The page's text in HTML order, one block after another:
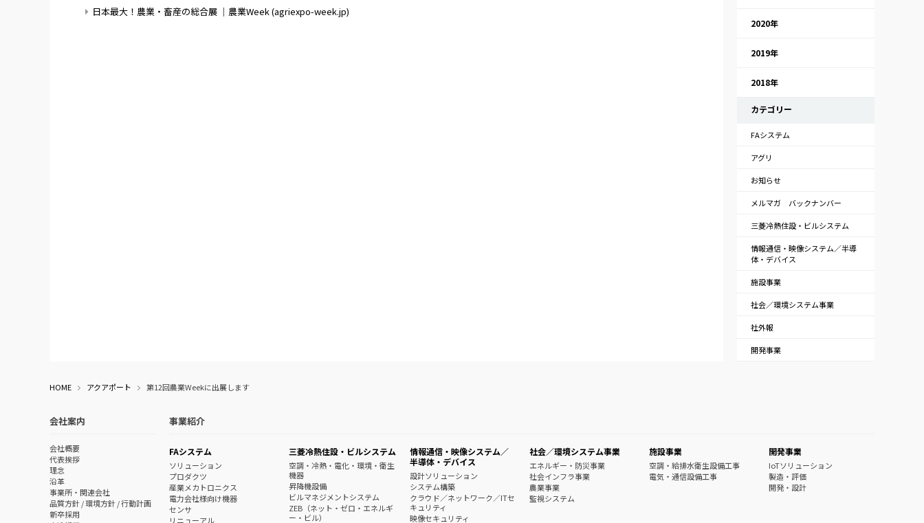
日本最大！農業・畜産の総合展 ｜農業Week (agriexpo-week.jp)
2020年
2019年
2018年
カテゴリー
FAシステム
アグリ
お知らせ
メルマガ バックナンバー
三菱冷熱住設・ビルシステム
情報通信・映像システム／半導
体・デバイス
施設事業
社会／環境システム事業
社外報
開発事業
HOME アクアポート 第12回農業Weekに出展します
会社案内
会社概要
代表挨拶
理念
沿革
事業所・関連会社
品質方針 / 環境方針 / 行動計画
新卒採用
事業紹介
FAシステム
ソリューション
プロダクツ
産業メカトロニクス
電力会社様向け機器
センサ
リニューアル
三菱冷熱住設・ビルシステム
空調・冷熱・電化・環境・衛生
機器
昇降機設備
ビルマネジメントシステム
ZEB（ネット・ゼロ・エネルギ
ー・ビル）
情報通信・映像システム／
半導体・デバイス
設計ソリューション
システム構築
クラウド／ネットワーク／ITセ
キュリティ
映像セキュリティ
社会／環境システム事業
エネルギー・防災事業
社会インフラ事業
農業事業
監視システム
施設事業
空調・給排水衛生設備工事
電気・通信設備工事
開発事業
IoTソリューション
製造・評価
開発・設計